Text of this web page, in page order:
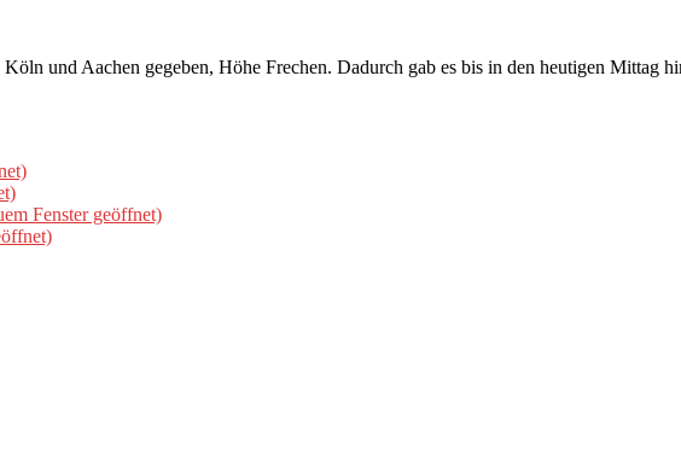
und Aachen gegeben, Höhe Frechen. Dadurch gab es bis in den heutigen Mittag
Fenster geöffnet)